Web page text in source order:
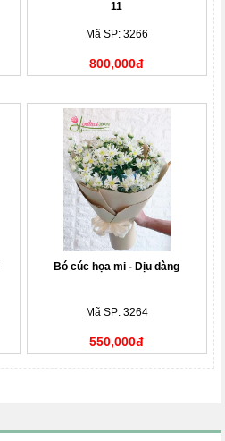
11
Mã SP: 3266
800,000đ
Bó cúc họa mi - Dịu dàng
Mã SP: 3264
550,000đ